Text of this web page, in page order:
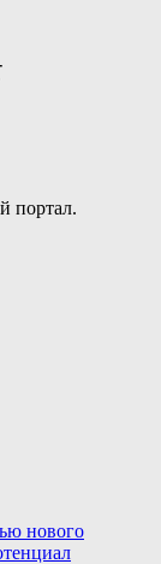
портал.
нового